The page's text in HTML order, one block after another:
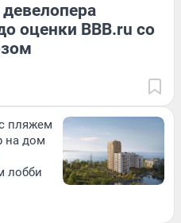
оценки BBB.ru со
пляжем
на дом
лобби